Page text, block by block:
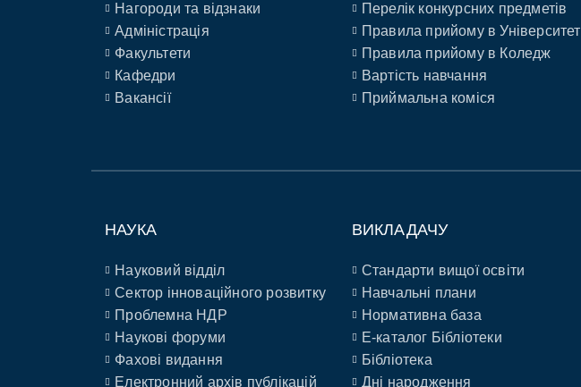
Нагороди та відзнаки
Адміністрація
Факультети
Кафедри
Вакансії
Перелік конкурсних предметів
Правила прийому в Університет
Правила прийому в Коледж
Вартість навчання
Приймальна коміся
НАУКА
Науковий відділ
Сектор інноваційного розвитку
Проблемна НДР
Наукові форуми
Фахові видання
Електронний архів публікацій
ВИКЛАДАЧУ
Стандарти вищої освіти
Навчальні плани
Нормативна база
E-каталог Бібліотеки
Бібліотека
Дні народження